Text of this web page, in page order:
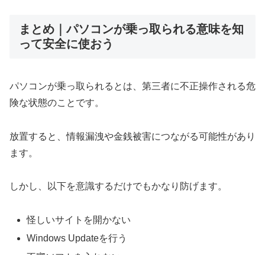
まとめ｜パソコンが乗っ取られる意味を知
って安全に使おう
パソコンが乗っ取られるとは、第三者に不正操作される危
険な状態のことです。
放置すると、情報漏洩や金銭被害につながる可能性があり
ます。
しかし、以下を意識するだけでもかなり防げます。
怪しいサイトを開かない
Windows Updateを行う